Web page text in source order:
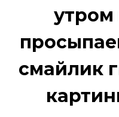
утром
смайлик